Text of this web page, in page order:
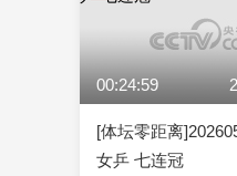
00:24:59
[体坛零距离
女乒 七连冠